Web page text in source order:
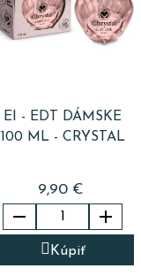
EI - EDT DÁMSKE
100 ML - CRYSTAL
9,90 €
 
Kúpiť